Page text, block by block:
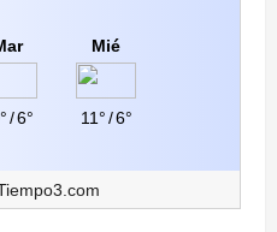
/6°
Mié
11°/6°